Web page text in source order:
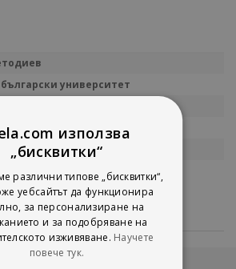
университет
използва
„бисквитки“
различни типове „бисквитки“,
уебсайтът да функционира
за персонализиране на
и за подобряване на
изживяване. Научете
повече тук.